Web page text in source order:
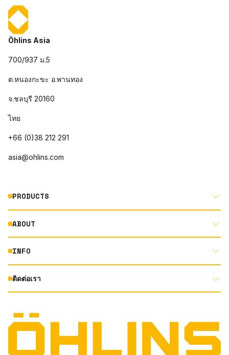
Öhlins Asia
700/937 ม.5
ต.หนองกะขะ อ.พานทอง
จ.ชลบุรี 20160
ไทย
+66 (0)38 212 291
asia@ohlins.com
PRODUCTS
MOTORCYCLE
AUTOMOTIVE
ABOUT
ABOUT US
RACING
TERMS AND CONDITIONS
PRIVACY STATEMENT
INFO
DOCUMENT LIBRARY
TECHNOLOGY
ORIGINAL EQUIPMENT
ติดต่อเรา
INSTAGRAM
FACEBOOK